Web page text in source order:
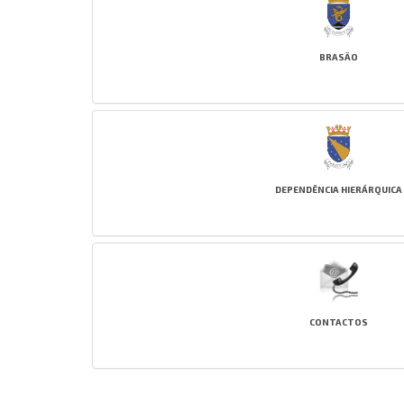
BRASÃO
DEPENDÊNCIA HIERÁRQUICA
CONTACTOS